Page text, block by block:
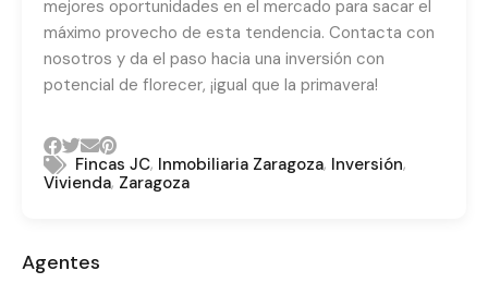
mejores oportunidades en el mercado para sacar el
máximo provecho de esta tendencia. Contacta con
nosotros y da el paso hacia una inversión con
potencial de florecer, ¡igual que la primavera!
Fincas JC, Inmobiliaria Zaragoza, Inversión,
Vivienda, Zaragoza
Agentes